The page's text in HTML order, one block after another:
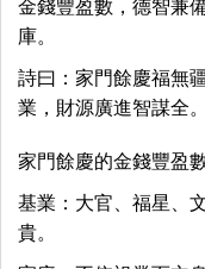
金錢豐盈數，德智兼
庫。
詩曰：家門餘慶福無
業，財源廣進智謀全。
家門餘慶的金錢豐盈
基業：大官、福星、
貴。